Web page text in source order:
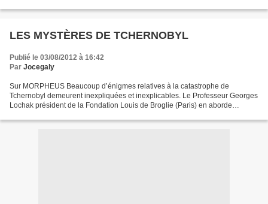
LES MYSTÈRES DE TCHERNOBYL
Publié le 03/08/2012 à 16:42
Par Jocegaly
Sur MORPHEUS Beaucoup d’énigmes relatives à la catastrophe de
Tchernobyl demeurent inexpliquées et inexplicables. Le Professeur Georges
Lochak président de la Fondation Louis de Broglie (Paris) en aborde